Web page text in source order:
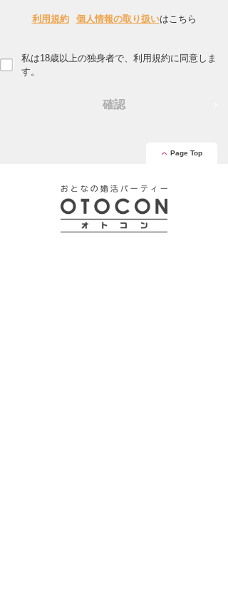
利用規約 個人情報の取り扱いはこちら
私は18歳以上の独身者で、利用規約に同意しま
す。
確認
Page Top